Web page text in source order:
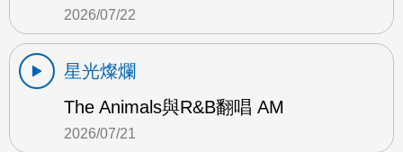
2026/07/22
星光燦爛
The Animals與R&B翻唱 AM
2026/07/21